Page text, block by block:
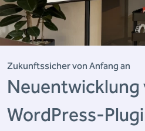
Zukunftssicher von Anfang an
Neuentwicklung
WordPress-